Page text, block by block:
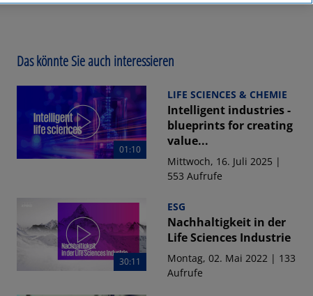
Das könnte Sie auch interessieren
01:10
LIFE SCIENCES & CHEMIE
Intelligent industries -
blueprints for creating
value...
Mittwoch, 16. Juli 2025 |
553 Aufrufe
30:11
ESG
Nachhaltigkeit in der
Life Sciences Industrie
Montag, 02. Mai 2022 | 133
Aufrufe